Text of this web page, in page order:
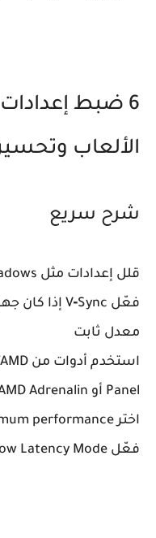
6 ضبط
الألعاب
شرح سريع
قلل إعدادات مثل Shadows وAnti‑Aliasing
معدل ثابت
Panel أو AMD Adrenalin لضبط الإعدادات العامة
اختر Prefer maximum performance
فعّل Low Latency Mode للحصول على استجابة أسرع